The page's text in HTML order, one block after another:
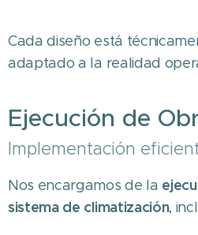
Cada diseño está
adaptado a la realidad
Ejecución de
Implementación
Nos encargamos de la
sistema de climatización,